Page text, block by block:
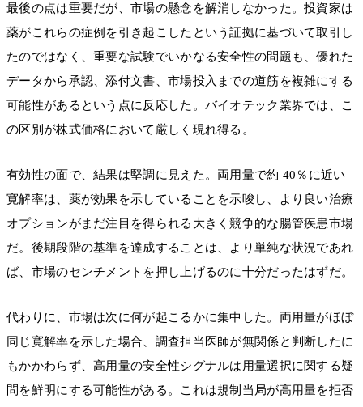
最後の点は重要だが、市場の懸念を解消しなかった。投資家は
薬がこれらの症例を引き起こしたという証拠に基づいて取引し
たのではなく、重要な試験でいかなる安全性の問題も、優れた
データから承認、添付文書、市場投入までの道筋を複雑にする
可能性があるという点に反応した。バイオテック業界では、こ
の区別が株式価格において厳しく現れ得る。
有効性の面で、結果は堅調に見えた。両用量で約 40％に近い
寛解率は、薬が効果を示していることを示唆し、より良い治療
オプションがまだ注目を得られる大きく競争的な腸管疾患市場
だ。後期段階の基準を達成することは、より単純な状況であれ
ば、市場のセンチメントを押し上げるのに十分だったはずだ。
代わりに、市場は次に何が起こるかに集中した。両用量がほぼ
同じ寛解率を示した場合、調査担当医師が無関係と判断したに
もかかわらず、高用量の安全性シグナルは用量選択に関する疑
問を鮮明にする可能性がある。これは規制当局が高用量を拒否